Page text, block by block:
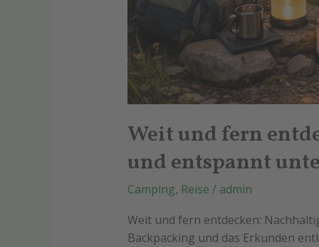
Weit und fern
und entspannt
Camping, Reise / admin
Weit und fern entdecken:
Backpacking und das Erkunden